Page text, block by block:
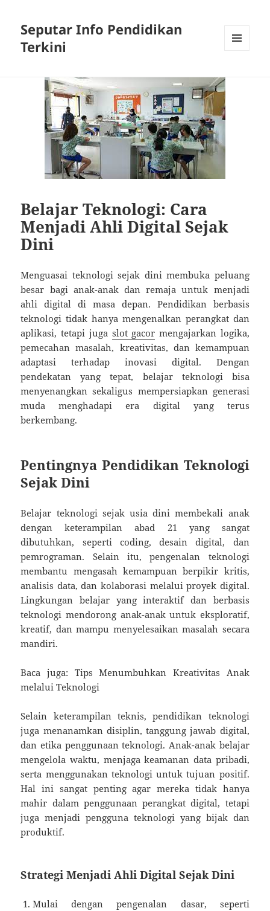
Seputar Info Pendidikan
Terkini
WIDGETS
Belajar Teknologi: Cara
Menjadi Ahli Digital Sejak
Dini
Menguasai teknologi sejak dini membuka peluang
besar bagi anak-anak dan remaja untuk menjadi
ahli digital di masa depan. Pendidikan berbasis
teknologi tidak hanya mengenalkan perangkat dan
aplikasi, tetapi juga slot gacor mengajarkan logika,
pemecahan masalah, kreativitas, dan kemampuan
adaptasi terhadap inovasi digital. Dengan
pendekatan yang tepat, belajar teknologi bisa
menyenangkan sekaligus mempersiapkan generasi
muda menghadapi era digital yang terus
berkembang.
Pentingnya Pendidikan Teknologi
Sejak Dini
Belajar teknologi sejak usia dini membekali anak
dengan keterampilan abad 21 yang sangat
dibutuhkan, seperti coding, desain digital, dan
pemrograman. Selain itu, pengenalan teknologi
membantu mengasah kemampuan berpikir kritis,
analisis data, dan kolaborasi melalui proyek digital.
Lingkungan belajar yang interaktif dan berbasis
teknologi mendorong anak-anak untuk eksploratif,
kreatif, dan mampu menyelesaikan masalah secara
mandiri.
Baca juga: Tips Menumbuhkan Kreativitas Anak
melalui Teknologi
Selain keterampilan teknis, pendidikan teknologi
juga menanamkan disiplin, tanggung jawab digital,
dan etika penggunaan teknologi. Anak-anak belajar
mengelola waktu, menjaga keamanan data pribadi,
serta menggunakan teknologi untuk tujuan positif.
Hal ini sangat penting agar mereka tidak hanya
mahir dalam penggunaan perangkat digital, tetapi
juga menjadi pengguna teknologi yang bijak dan
produktif.
Strategi Menjadi Ahli Digital Sejak Dini
Mulai dengan pengenalan dasar, seperti